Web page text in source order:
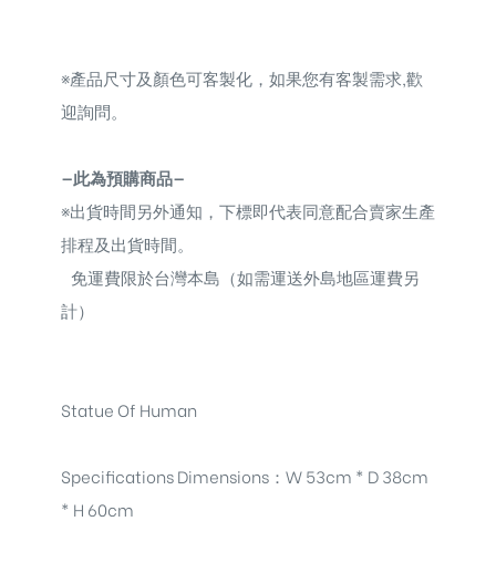
※產品尺寸及顏色可客製化，如果您有客製需求,歡
迎詢問。
—此為預購商品—
※出貨時間另外通知，下標即代表同意配合賣家生產
排程及出貨時間。
免運費限於台灣本島（如需運送外島地區運費另
計）
Statue Of Human
Specifications Dimensions ： W 53cm * D 38cm
* H 60cm